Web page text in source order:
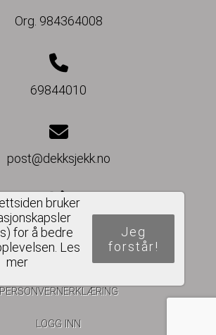
Org. 984364008
69844010
post@dekksjekk.no
Del nettside
bruker
for å bedre
Les
mer
Jeg
forstår!
PERSONVERNERKLÆRING
LOGG INN